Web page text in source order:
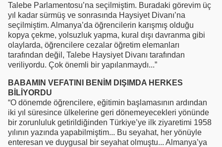
Talebe Parlamentosu’na seçilmiştim. Buradaki görevim üç
yıl kadar sürmüş ve sonrasında Haysiyet Divanı’na
seçilmiştim. Almanya’da öğrencilerin karışmış olduğu
kopya çekme, yolsuzluk yapma, kural dışı davranma gibi
olaylarda, öğrencilere cezalar öğretim elemanları
tarafından değil, Talebe Haysiyet Divanı tarafından
veriliyordu. Çok önemli bir yapılanmaydı...”
BABAMIN VEFATINI BENİM DIŞIMDA HERKES
BİLİYORDU
“O dönemde öğrencilere, eğitimin başlamasının ardından
iki yıl süresince ülkelerine geri dönemeyecekleri yönünde
bir zorunluluk getirildiğinden Türkiye’ye ilk ziyaretimi 1958
yılının yazında yapabilmiştim... Bu seyahat, her yönüyle
enteresan ve duygusal bir seyahat olmuştu... Almanya’ya